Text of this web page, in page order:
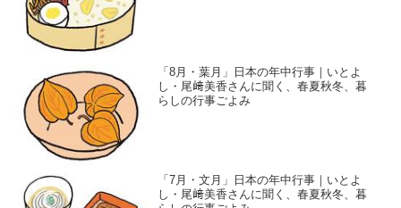
「8月・葉月」日本の年中行事｜いとよ
し・尾﨑美香さんに聞く、春夏秋冬、暮
らしの行事ごよみ
「7月・文月」日本の年中行事｜いとよ
し・尾﨑美香さんに聞く、春夏秋冬、暮